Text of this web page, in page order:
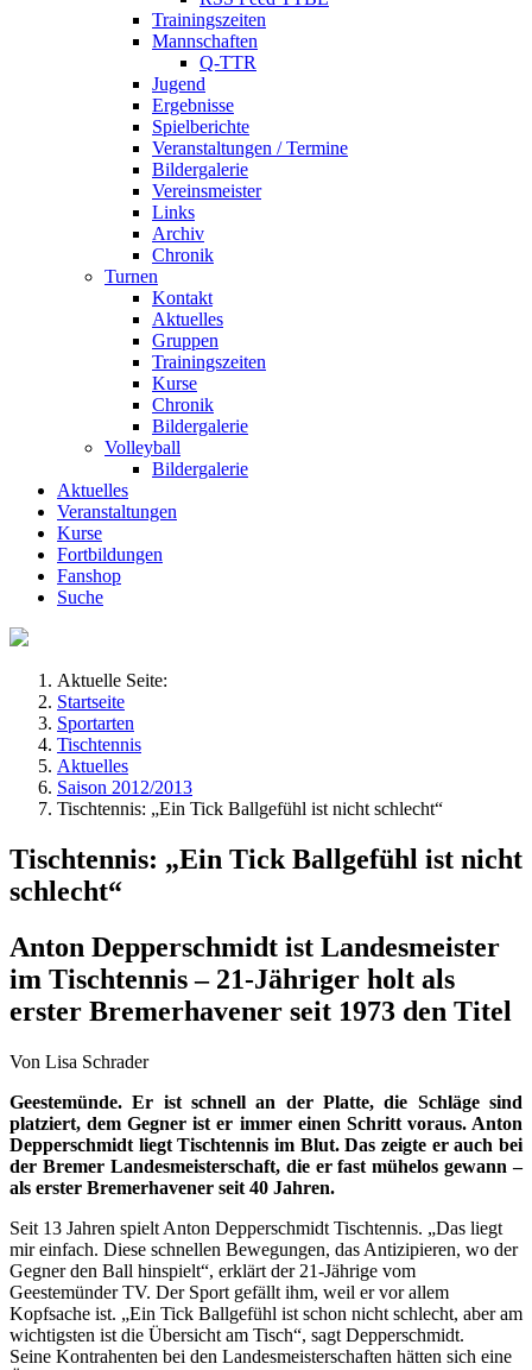
Trainingszeiten
Mannschaften
Q-TTR
Jugend
Ergebnisse
Spielberichte
Veranstaltungen / Termine
Bildergalerie
Vereinsmeister
Links
Archiv
Chronik
Turnen
Kontakt
Aktuelles
Gruppen
Trainingszeiten
Kurse
Chronik
Bildergalerie
Volleyball
Bildergalerie
Aktuelles
Veranstaltungen
Kurse
Fortbildungen
Fanshop
Suche
Aktuelle Seite:
Startseite
Sportarten
Tischtennis
Aktuelles
Saison 2012/2013
Tischtennis: „Ein Tick Ballgefühl ist nicht schlecht“
Tischtennis: „Ein Tick Ballgefühl ist nicht
schlecht“
Anton Depperschmidt ist Landesmeister
im Tischtennis – 21-Jähriger holt als
erster Bremerhavener seit 1973 den Titel
Von Lisa Schrader
Geestemünde. Er ist schnell an der Platte, die Schläge sind
platziert, dem Gegner ist er immer einen Schritt voraus. Anton
Depperschmidt liegt Tischtennis im Blut. Das zeigte er auch bei
der Bremer Landesmeisterschaft, die er fast mühelos gewann –
als erster Bremerhavener seit 40 Jahren.
Seit 13 Jahren spielt Anton Depperschmidt Tischtennis. „Das liegt
mir einfach. Diese schnellen Bewegungen, das Antizipieren, wo der
Gegner den Ball hinspielt“, erklärt der 21-Jährige vom
Geestemünder TV. Der Sport gefällt ihm, weil er vor allem
Kopfsache ist. „Ein Tick Ballgefühl ist schon nicht schlecht, aber am
wichtigsten ist die Übersicht am Tisch“, sagt Depperschmidt.
Seine Kontrahenten bei den Landesmeisterschaften hätten sich eine